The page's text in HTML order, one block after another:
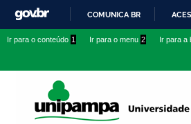
conteúdo
IR
O
COMUNICA BR
Ir para o conteúdo 1 Ir para o menu 2 Ir para a